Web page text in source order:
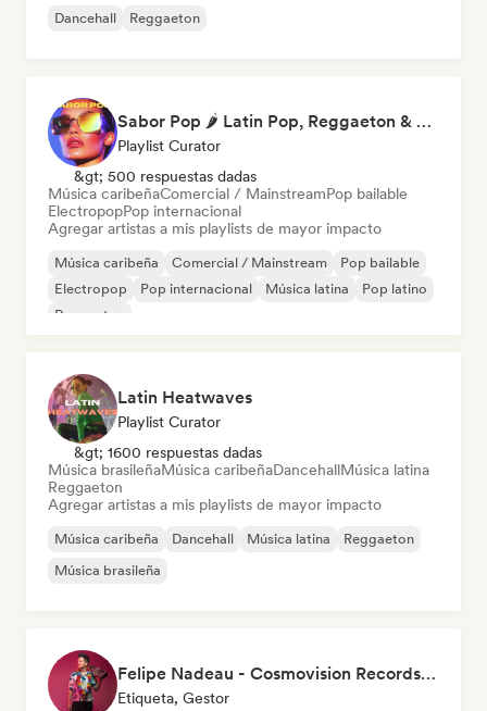
Dancehall Reggaeton
Sabor Pop 🌶️ Latin Pop, Reggaeton & Latin Club Hits
Playlist Curator
&gt; 500 respuestas dadas
Música caribeñaComercial / MainstreamPop bailable
ElectropopPop internacional
Agregar artistas a mis playlists de mayor impacto
Música caribeña Comercial / Mainstream
Pop bailable
Electropop
Pop internacional Música latina
Pop latino
Reggaeton
Latin Heatwaves
Playlist Curator
&gt; 1600 respuestas dadas
Música brasileñaMúsica caribeñaDancehallMúsica latina
Reggaeton
Agregar artistas a mis playlists de mayor impacto
Música caribeña Dancehall Música latina
Reggaeton
Música brasileña
Felipe Nadeau - Cosmovision Records & Ritmos del Sur
Etiqueta, Gestor